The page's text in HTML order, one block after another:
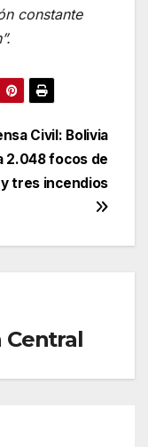
constante
Civil: Bolivia
2.048 focos de
tres incendios
Central